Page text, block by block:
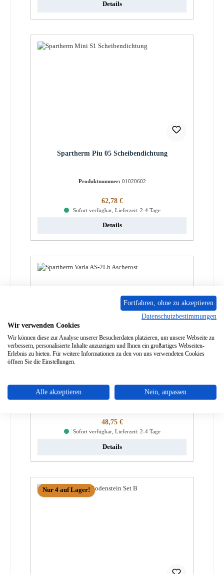
Details
Spartherm Piu 05 Scheibendichtung
Produktnummer: 01020602
Regulärer Preis:
62,78 €
Sofort verfügbar, Lieferzeit: 2-4 Tage
Details
Regulärer Preis:
48,75 €
Sofort verfügbar, Lieferzeit: 2-4 Tage
Details
Nur 4 auf Lager!
Fortfahren, ohne zu akzeptieren
Datenschutzbestimmungen
Wir verwenden Cookies
Wir können diese zur Analyse unserer Besucherdaten platzieren, um unsere Webseite zu
verbessern, personalisierte Inhalte anzuzeigen und Ihnen ein großartiges Webseiten-
Erlebnis zu bieten. Für weitere Informationen zu den von uns verwendeten Cookies
öffnen Sie die Einstellungen.
Alle akzeptieren Nein, anpassen